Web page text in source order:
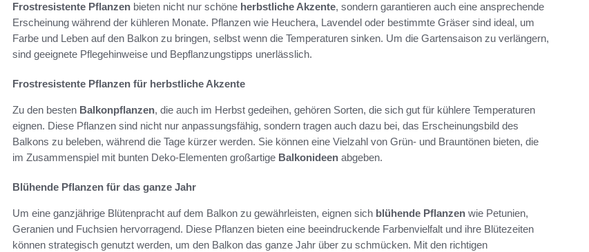
Frostresistente Pflanzen bieten nicht nur schöne herbstliche Akzente, sondern garantieren auch eine ansprechende
Erscheinung während der kühleren Monate. Pflanzen wie Heuchera, Lavendel oder bestimmte Gräser sind ideal, um
Farbe und Leben auf den Balkon zu bringen, selbst wenn die Temperaturen sinken. Um die Gartensaison zu verlängern,
sind geeignete Pflegehinweise und Bepflanzungstipps unerlässlich.
Frostresistente Pflanzen für herbstliche Akzente
Zu den besten Balkonpflanzen, die auch im Herbst gedeihen, gehören Sorten, die sich gut für kühlere Temperaturen
eignen. Diese Pflanzen sind nicht nur anpassungsfähig, sondern tragen auch dazu bei, das Erscheinungsbild des
Balkons zu beleben, während die Tage kürzer werden. Sie können eine Vielzahl von Grün- und Brauntönen bieten, die
im Zusammenspiel mit bunten Deko-Elementen großartige Balkonideen abgeben.
Blühende Pflanzen für das ganze Jahr
Um eine ganzjährige Blütenpracht auf dem Balkon zu gewährleisten, eignen sich blühende Pflanzen wie Petunien,
Geranien und Fuchsien hervorragend. Diese Pflanzen bieten eine beeindruckende Farbenvielfalt und ihre Blütezeiten
können strategisch genutzt werden, um den Balkon das ganze Jahr über zu schmücken. Mit den richtigen